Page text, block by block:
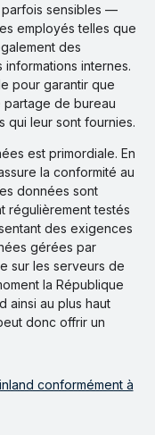
parfois sensibles —
employés telles que
des
internes.
pour garantir que
de bureau
qui leur sont fournies.
est primordiale. En
la conformité au
données sont
régulièrement testés
des exigences
gérées par
sur les serveurs de
la République
ainsi au plus haut
donc offrir un
conformément à